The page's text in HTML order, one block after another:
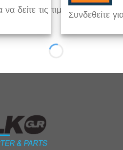
να δείτε τις τιμέςΣυνδεθείτε